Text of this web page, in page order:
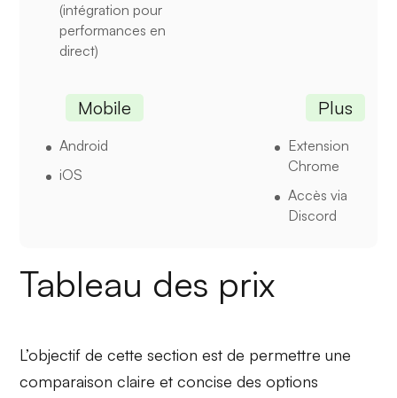
(intégration pour
performances en
direct)
Mobile
Android
iOS
Plus
Extension
Chrome
Accès via
Discord
Tableau des prix
L’objectif de cette section est de permettre une
comparaison claire et concise des options